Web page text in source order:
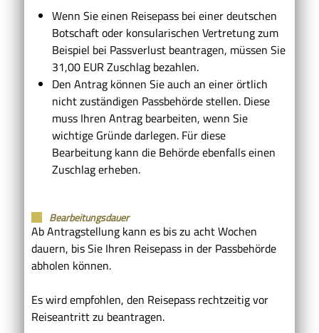
Wenn Sie einen Reisepass bei einer deutschen
Botschaft oder konsularischen Vertretung zum
Beispiel bei Passverlust beantragen, müssen Sie
31,00 EUR Zuschlag bezahlen.
Den Antrag können Sie auch an einer örtlich
nicht zuständigen Passbehörde stellen. Diese
muss Ihren Antrag bearbeiten, wenn Sie
wichtige Gründe darlegen. Für diese
Bearbeitung kann die Behörde ebenfalls einen
Zuschlag erheben.
Bearbeitungsdauer
Ab Antragstellung kann es bis zu acht Wochen
dauern, bis Sie Ihren Reisepass in der Passbehörde
abholen können.
Es wird empfohlen, den Reisepass rechtzeitig vor
Reiseantritt zu beantragen.